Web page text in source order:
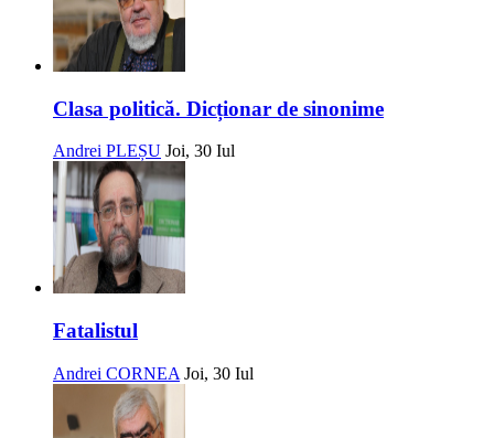
Clasa politică. Dicționar de sinonime
Andrei PLEȘU Joi, 30 Iul
Fatalistul
Andrei CORNEA Joi, 30 Iul